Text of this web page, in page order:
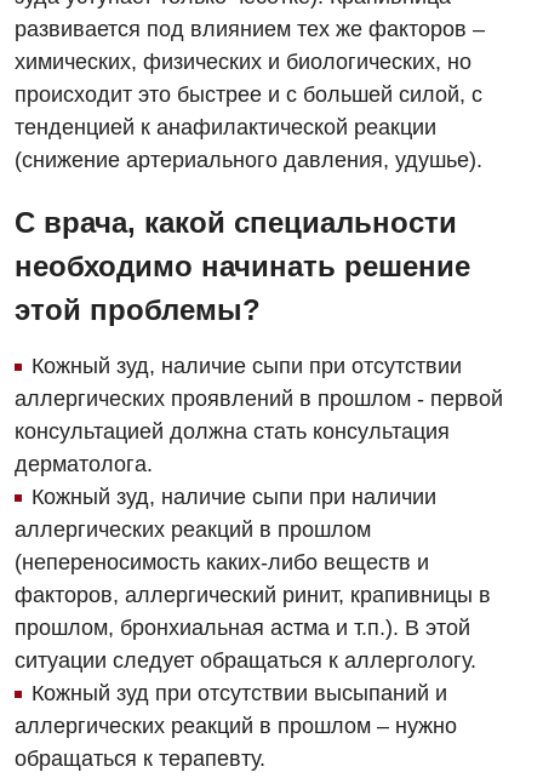
Гинекологическое отделение
Дерматовенерология
Диетология
Дневной стационар
Кардиология
Кардиохирургия
Маммология
Медицинская психология
Неврология
Нейрохирургия
Онкологическое отделение
Ортопедия и травматология
Отделение интенсивной терапии
Отделение неотложных состояний
Оториноларингология
развивается под влиянием тех же факторов –
химических, физических и биологических, но
происходит это быстрее и с большей силой, с
тенденцией к анафилактической реакции
(снижение артериального давления, удушье).
С врача, какой специальности
необходимо начинать решение
этой проблемы?
Кожный зуд, наличие сыпи при отсутствии
аллергических проявлений в прошлом - первой
консультацией должна стать консультация
дерматолога.
Кожный зуд, наличие сыпи при наличии
аллергических реакций в прошлом
(непереносимость каких-либо веществ и
факторов, аллергический ринит, крапивницы в
прошлом, бронхиальная астма и т.п.). В этой
ситуации следует обращаться к аллергологу.
Кожный зуд при отсутствии высыпаний и
аллергических реакций в прошлом – нужно
обращаться к терапевту.